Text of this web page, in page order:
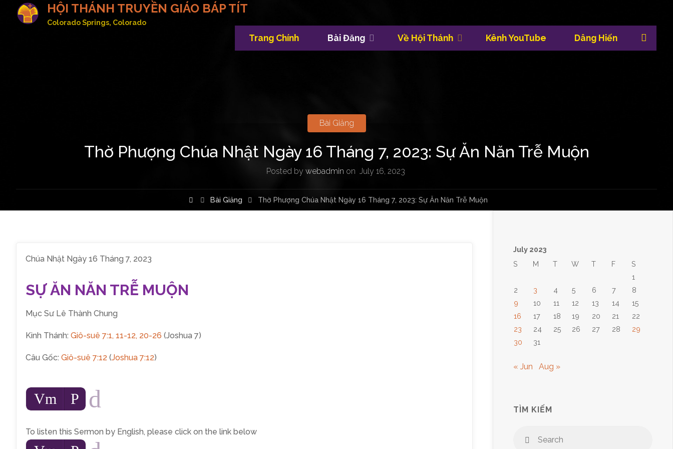
HỘI THÁNH TRUYỀN GIÁO BÁP TÍT
Colorado Springs, Colorado
Skip
Trang Chính Bài Đăng Về Hội Thánh Kênh YouTube Dâng Hiến
Thờ Phượng Chúa Nhật Ngày 16 Tháng 7, 2023: Sự Ăn Năn Trễ Muộn
Posted by webadmin on July 16, 2023
Bài Giảng
HomeBài Giảng Thờ Phượng Chúa Nhật Ngày 16 Tháng 7, 2023: Sự Ăn Năn Trễ Muộn
Chúa Nhật Ngày 16 Tháng 7, 2023
SỰ ĂN NĂN TRỄ MUỘN
Mục Sư Lê Thành Chung
Kinh Thánh:Giô-suê 7:1, 11-12, 20-26 (Joshua 7)
Câu Gốc:Giô-suê 7:12 (Joshua 7:12)
Audio
Player
Vm P d
To listen this Sermon by English, please click on the link below
Audio
July 2023
S
M T W T F
S
1
2
3 4 5 6 7
8
9
10 11 12 13 14
15
16
17 18 19 20 21
22
23
24 25 26 27 28
29
30
31
« Jun Aug »
TÌM KIẾM
Search